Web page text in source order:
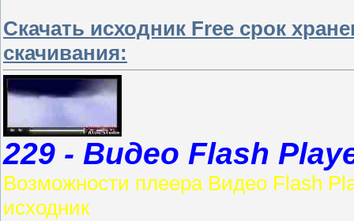
Скачать исходник Free срок
скачивания:
229 - Видео Flash
Возможности плеера Видео Flash
исходник